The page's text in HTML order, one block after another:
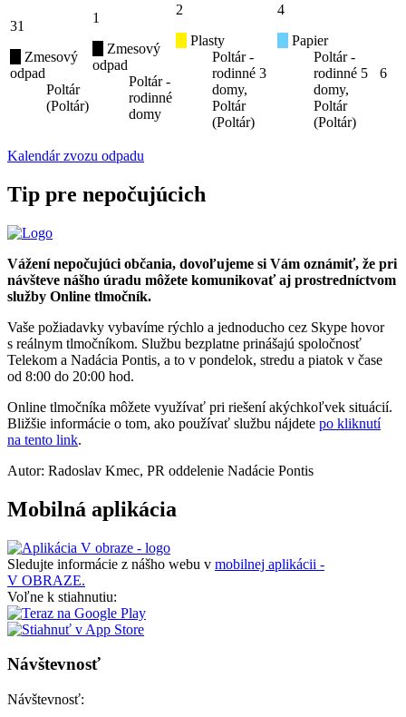
31
Zmesový
odpad
Poltár
(Poltár)
1
Zmesový
odpad
Poltár -
rodinné
domy
2
Plasty
Poltár -
rodinné
domy,
Poltár
(Poltár)
3
4
Papier
Poltár -
rodinné
domy,
Poltár
(Poltár)
5 6
Kalendár zvozu odpadu
Tip pre nepočujúcich
Vážení nepočujúci občania, dovoľujeme si Vám oznámiť, že pri
návšteve nášho úradu môžete komunikovať aj prostredníctvom
služby Online tlmočník.
Vaše požiadavky vybavíme rýchlo a jednoducho cez Skype hovor
s reálnym tlmočníkom. Službu bezplatne prinášajú spoločnosť
Telekom a Nadácia Pontis, a to v pondelok, stredu a piatok v čase
od 8:00 do 20:00 hod.
Online tlmočníka môžete využívať pri riešení akýchkoľvek situácií.
Bližšie informácie o tom, ako používať službu nájdete po kliknutí
na tento link.
Autor: Radoslav Kmec, PR oddelenie Nadácie Pontis
Mobilná aplikácia
Sledujte informácie z nášho webu v mobilnej aplikácii -
V OBRAZE.
Voľne k stiahnutiu:
Návštevnosť
Návštevnosť: